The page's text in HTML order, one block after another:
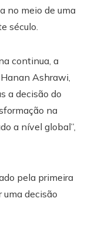
no meio de uma
século.
continua, a
Ashrawi,
a decisão do
na
a nível global”,
pela primeira
decisão